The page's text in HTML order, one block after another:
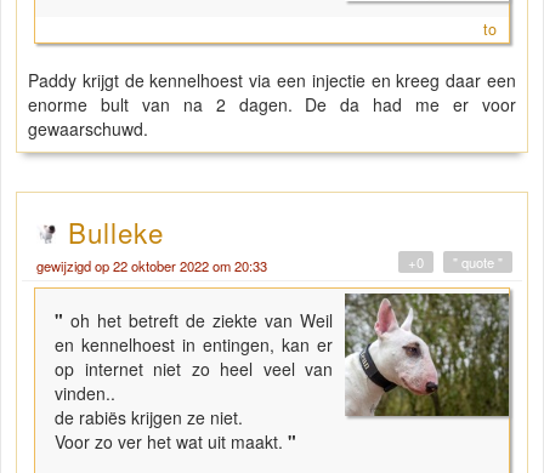
to
Paddy krijgt de kennelhoest via een injectie en kreeg daar een
enorme bult van na 2 dagen. De da had me er voor
gewaarschuwd.
Bulleke
gewijzigd op 22 oktober 2022 om 20:33 " quote "
+0
"oh het betreft de ziekte van Weil
en kennelhoest in entingen, kan er
op internet niet zo heel veel van
vinden..
de rabiës krijgen ze niet.
Voor zo ver het wat uit maakt. "